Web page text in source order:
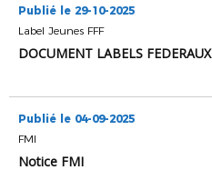
Publié le 29-10-2025
Label Jeunes FFF
DOCUMENT LABELS FEDERAUX
Publié le 04-09-2025
FMI
Notice FMI